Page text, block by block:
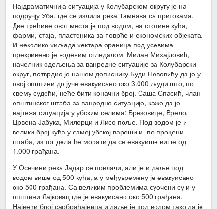
Најдраматичнија ситуација у Колубарском округу је на
подручју Уба, где се излила река Тамнава са притокама.
Две трећине овог места је под водом, на стотине кућа,
фарми, стаја, пластеника за поврће и економских објеката.
И неколико хиљада хектара ораница под усевима
прекривено је воденим огледалом. Милан Михајловић,
начелник одељења за ванредне ситуације за Колубарски
округ, потврдио је нашем дописнику Буди Нововићу да је у
овој општини до јуче евакуисано око 3.000 људи што, по
свему судећи, неће бити коначни број. Саша Спасић, члан
општинског штаба за ванредне ситуације, каже да је
најтежа ситуација у убским селима: Брезовице, Врело,
Црвена Јабука, Милорци и Лисо поље. Под водом је и
велики број кућа у самој убској вароши и, по процени
штаба, из тог дела ће морати да се евакуише више од
1.000 грађана.
У Осечини река Јадар се повлачи, али је и даље под
водом више од 500 кућа, а у међувремену је евакуисано
око 500 грађана. Са великим проблемима суочени су и у
општини Лајковац где је евакуисано око 500 грађана.
Највећи број саобраћајница и даље је под водом тако да је